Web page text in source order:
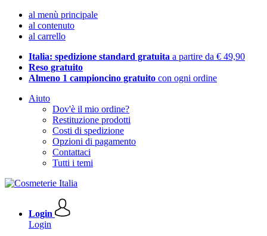
al menù principale
al contenuto
al carrello
Italia: spedizione standard gratuita a partire da € 49,90
Reso gratuito
Almeno 1 campioncino gratuito con ogni ordine
Aiuto
Dov'è il mio ordine?
Restituzione prodotti
Costi di spedizione
Opzioni di pagamento
Contattaci
Tutti i temi
Login
Login